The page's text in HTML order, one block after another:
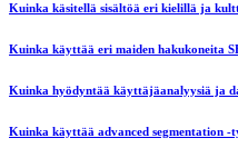
Kuinka käsitellä sisältöä eri kielillä ja
Kuinka käyttää eri maiden hakukoneita
Kuinka hyödyntää käyttäjäanalyysiä ja
Kuinka käyttää advanced segmentation -